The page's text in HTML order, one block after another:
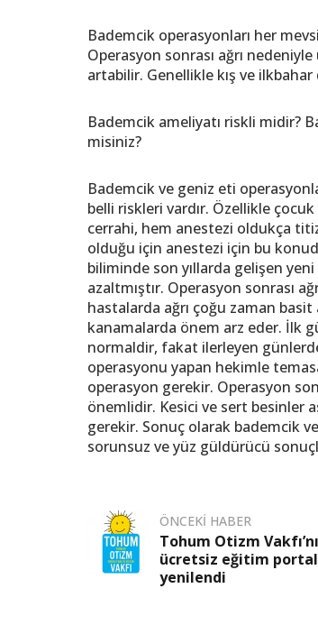
Bademcik operasyonları her
Operasyon sonrası ağrı nedeniyle
artabilir. Genellikle kış ve
Bademcik ameliyatı riskli midir?
misiniz?
Bademcik ve geniz eti
belli riskleri vardır. Özellikle
cerrahi, hem anestezi oldukça titiz
olduğu için anestezi için bu
biliminde son yıllarda gelişen
azaltmıştır. Operasyon sonrası
hastalarda ağrı çoğu zaman
kanamalarda önem arz eder. İlk
normaldir, fakat ilerleyen
operasyonu yapan hekimle
operasyon gerekir. Operasyon
önemlidir. Kesici ve sert besinler
gerekir. Sonuç olarak bademcik
sorunsuz ve yüz güldürücü
ÖNCEKI HABER
Tohum Otizm
ücretsiz eğitim
yenilendi